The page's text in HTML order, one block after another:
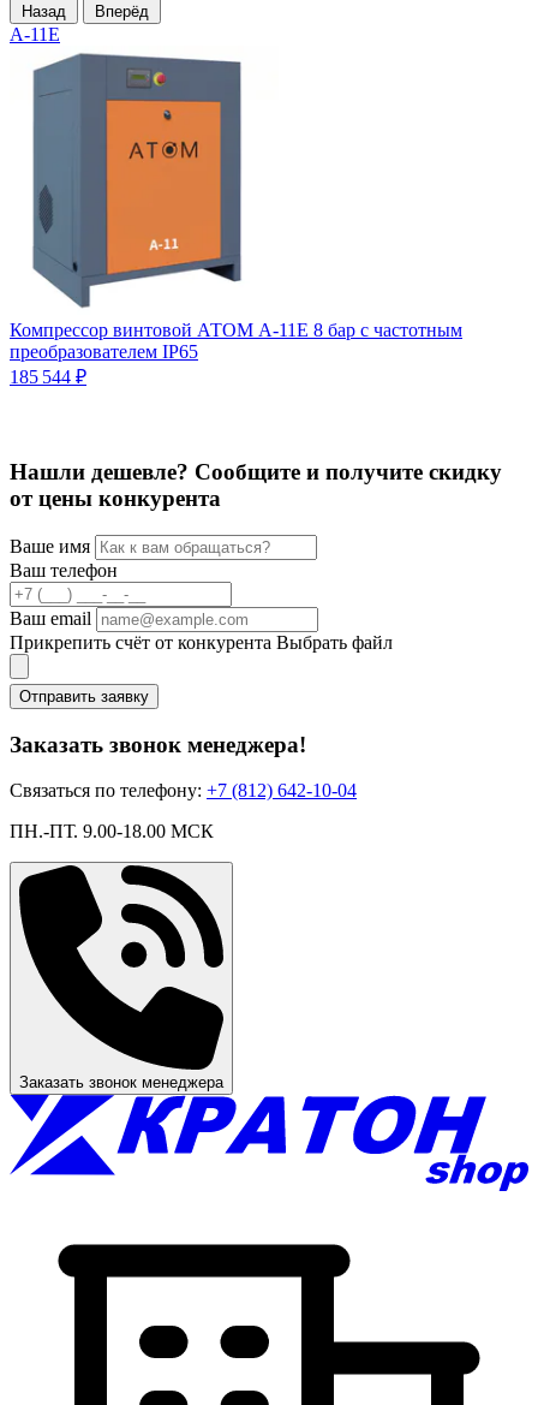
Назад Вперёд
А-11Е
Компрессор винтовой АТОМ А-11Е 8 бар с частотным
преобразователем IP65
185 544 ₽
Нашли дешевле? Сообщите и получите скидку
от цены конкурента
Ваше имя
Ваш телефон
Ваш email
Прикрепить счёт от конкурента Выбрать файл
Отправить заявку
Заказать звонок менеджера!
Связаться по телефону: +7 (812) 642-10-04
ПН.-ПТ. 9.00-18.00 МСК
Заказать звонок менеджера